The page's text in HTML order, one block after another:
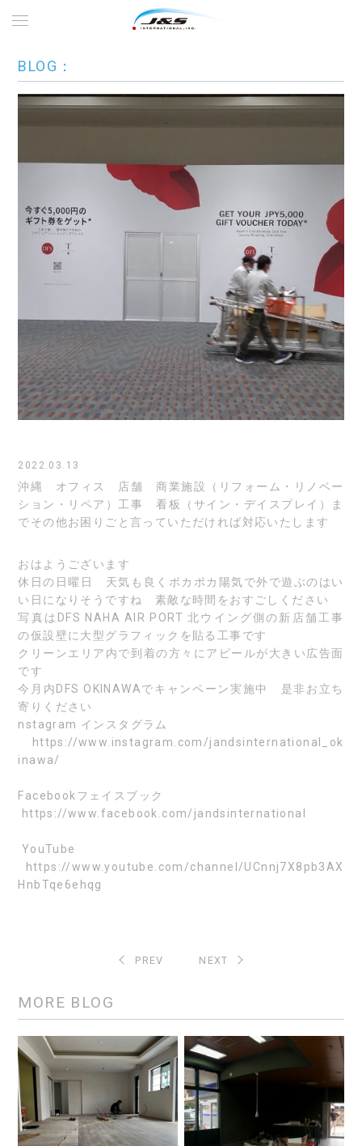
BLOG：
2022.03.13
沖縄 オフィス 店舗 商業施設（リフォーム・リノベー
ション・リペア）工事 看板（サイン・デイスプレイ）ま
でその他お困りごと言っていただければ対応いたします
おはようございます
休日の日曜日 天気も良くポカポカ陽気で外で遊ぶのはい
い日になりそうですね 素敵な時間をおすごしください
写真はDFS NAHA AIR PORT 北ウイング側の新店舗工事
の仮設壁に大型グラフィックを貼る工事です
クリーンエリア内で到着の方々にアピールが大きい広告面
です
今月内DFS OKINAWAでキャンペーン実施中 是非お立ち
寄りください
nstagram インスタグラム
https://www.instagram.com/jandsinternational_ok
inawa/
Facebookフェイスブック
https://www.facebook.com/jandsinternational
YouTube
https://www.youtube.com/channel/UCnnj7X8pb3AX
HnbTqe6ehqg
PREV NEXT
MORE BLOG